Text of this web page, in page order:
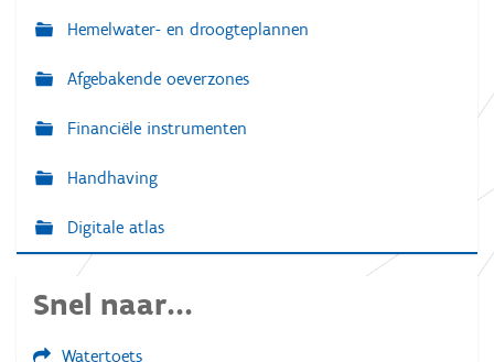
Hemelwater- en droogteplannen
Afgebakende oeverzones
Financiële instrumenten
Handhaving
Digitale atlas
Snel naar...
Watertoets